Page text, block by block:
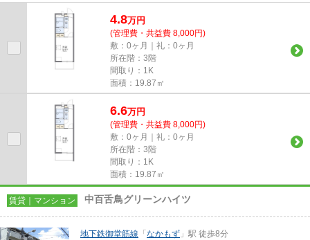
4.8万円
(管理費・共益費 8,000円)
敷：0ヶ月｜礼：0ヶ月
所在階：3階
間取り：1K
面積：19.87㎡
6.6万円
(管理費・共益費 8,000円)
敷：0ヶ月｜礼：0ヶ月
所在階：3階
間取り：1K
面積：19.87㎡
賃貸｜マンション 中百舌鳥グリーンハイツ
地下鉄御堂筋線 「 なかもず 」駅 徒歩8分